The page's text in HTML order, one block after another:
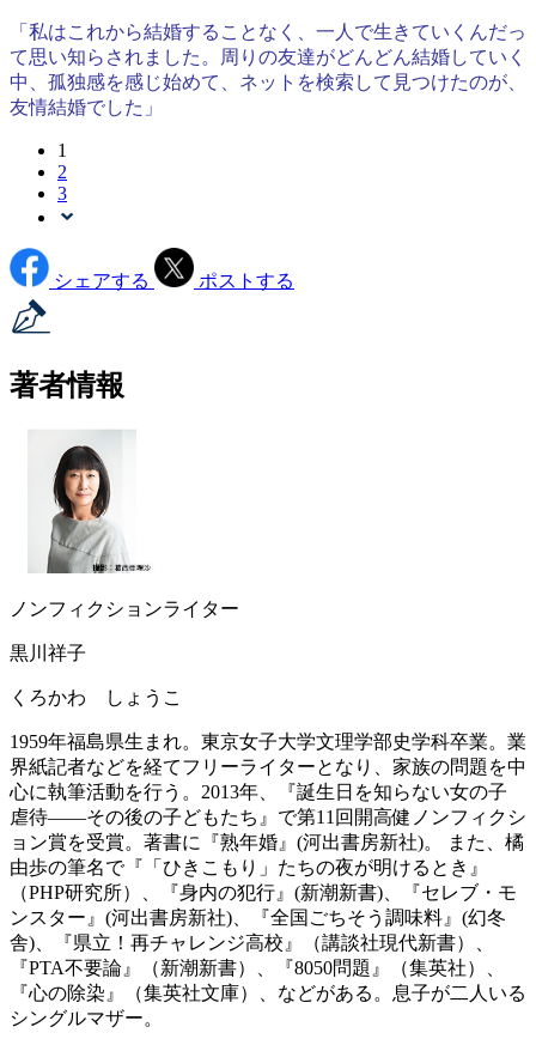
「私はこれから結婚することなく、一人で生きていくんだっ
て思い知らされました。周りの友達がどんどん結婚していく
中、孤独感を感じ始めて、ネットを検索して見つけたのが、
友情結婚でした」
1
2
3
シェアする ポストする
著者情報
ノンフィクションライター
黒川祥子
くろかわ しょうこ
1959年福島県生まれ。東京女子大学文理学部史学科卒業。業
界紙記者などを経てフリーライターとなり、家族の問題を中
心に執筆活動を行う。2013年、『誕生日を知らない女の子
虐待――その後の子どもたち』で第11回開高健ノンフィクシ
ョン賞を受賞。著書に『熟年婚』(河出書房新社)。 また、橘
由歩の筆名で『「ひきこもり」たちの夜が明けるとき』
（PHP研究所）、『身内の犯行』(新潮新書)、『セレブ・モ
ンスター』(河出書房新社)、『全国ごちそう調味料』(幻冬
舎)、『県立！再チャレンジ高校』（講談社現代新書）、
『PTA不要論』（新潮新書）、『8050問題』（集英社）、
『心の除染』（集英社文庫）、などがある。息子が二人いる
シングルマザー。